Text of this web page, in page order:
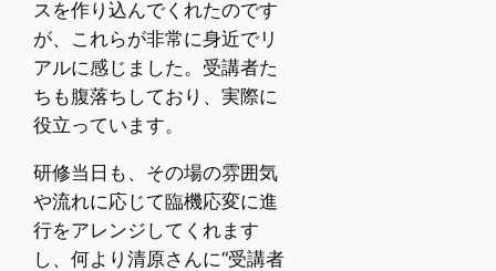
スを作り込んでくれたのです
が、これらが非常に身近でリ
アルに感じました。受講者た
ちも腹落ちしており、実際に
役立っています。
研修当日も、その場の雰囲気
や流れに応じて臨機応変に進
行をアレンジしてくれます
し、何より清原さんに“受講者